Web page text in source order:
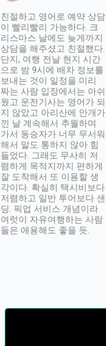
친절하고 영어로 예약 상담
이 빨리빨리 가능하다. 크
리스마스 날에도 늦게까지
상담을 해주셨고 친절했다.
단지, 여행 전날 현지 시간
으로 밤 9시에 배차 정보를
보내는 것이 일정을 미리
짜는 사람 입장에서는 아쉬
웠고 운전기사는 영어가 되
지 않았고 아리산에 안개가
낀 날 계속해서 추월하며
가서 동승자가 너무 무서워
해서 말도 통하지 않아 힘
들었다. 그래도 무사히 저
렴하게 목적지까지 편하게
잘 도착해서 또 이용할 생
각이다. 확실히 택시비보다
저렴하고 일반 투어보다 샌
딩. 픽업 서비스 개념이라
여럿이 자유여행하는 사람
들은 애용해도 좋을 듯.